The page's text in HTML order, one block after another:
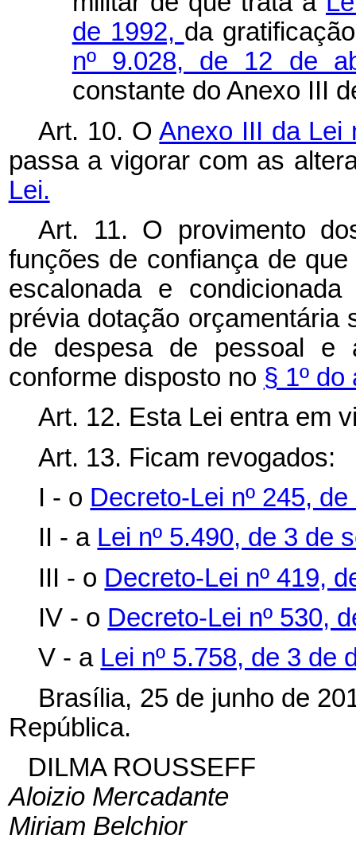
de 1992, da
nº 9.028, de 12 de
constante do Anexo III
Art. 10. OAnexo III da Lei
passa a vigorar com as
Lei.
Art. 11. O provimento
funções de confiança de
escalonada e
prévia dotação orçamentária
de despesa de pessoal e
conforme disposto no § 1º
Art. 12. Esta Lei entra em
Art. 13. Ficam revogados:
I - o Decreto-Lei nº 245,
II - a Lei nº 5.490, de 3 de
III - o Decreto-Lei nº 419,
IV - o Decreto-Lei nº 530,
V - a Lei nº 5.758, de 3 de
Brasília, 25 de junho de
República.
DILMA ROUSSEFF
Aloizio Mercadante
Miriam Belchior